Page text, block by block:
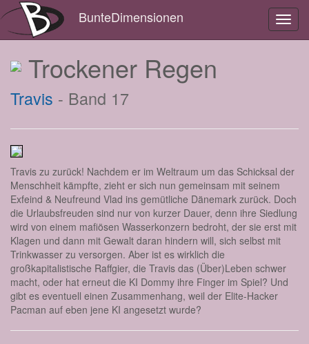
BunteDimensionen
Trockener Regen
Travis - Band 17
Travis zu zurück! Nachdem er im Weltraum um das Schicksal der
Menschheit kämpfte, zieht er sich nun gemeinsam mit seinem
Exfeind & Neufreund Vlad ins gemütliche Dänemark zurück. Doch
die Urlaubsfreuden sind nur von kurzer Dauer, denn ihre Siedlung
wird von einem mafiösen Wasserkonzern bedroht, der sie erst mit
Klagen und dann mit Gewalt daran hindern will, sich selbst mit
Trinkwasser zu versorgen. Aber ist es wirklich die
großkapitalistische Raffgier, die Travis das (Über)Leben schwer
macht, oder hat erneut die KI Dommy ihre Finger im Spiel? Und
gibt es eventuell einen Zusammenhang, weil der Elite-Hacker
Pacman auf eben jene KI angesetzt wurde?